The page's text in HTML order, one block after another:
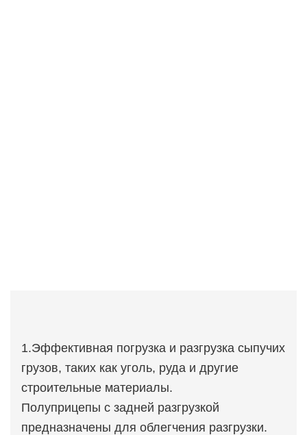
1.Эффективная погрузка и разгрузка сыпучих
грузов, таких как уголь, руда и другие
строительные материалы.
Полуприцепы с задней разгрузкой
предназначены для облегчения разгрузки.